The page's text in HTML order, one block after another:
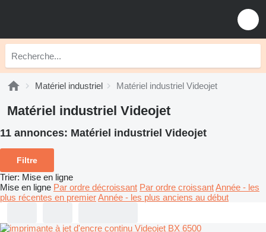
Matériel industriel Matériel industriel Videojet
Matériel industriel Videojet
11 annonces: Matériel industriel Videojet
Filtre
Trier: Mise en ligne
Mise en ligne Par ordre décroissant Par ordre croissantAnnée - les
plus récentes en premierAnnée - les plus anciens au début